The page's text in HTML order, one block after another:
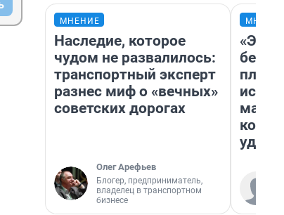
МНЕНИЕ
Наследие, которое
чудом не развалилось:
транспортный эксперт
разнес миф о «вечных»
советских дорогах
Олег Арефьев
Блогер, предприниматель,
владелец в транспортном
бизнесе
«Это